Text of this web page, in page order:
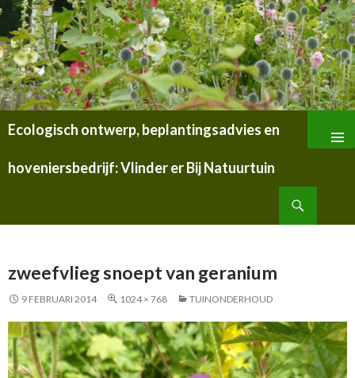
Ecologisch ontwerp, beplantingsadvies en
hoveniersbedrijf: Vlinder er Bij Natuurtuin
NAAR
INHOUD
zweefvlieg snoept van geranium
9 FEBRUARI 2014 1024 × 768 TUINONDERHOUD